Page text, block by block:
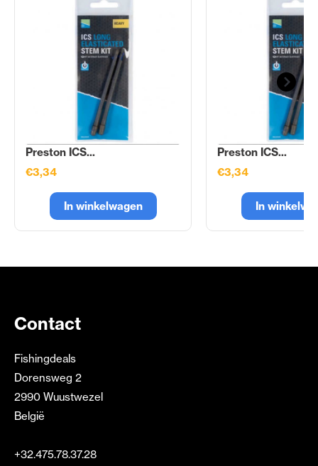
Preston ICS...
€3,34
In winkelwagen
Preston ICS...
€3,34
In
Contact
Fishingdeals
Dorensweg 2
2990 Wuustwezel
België
+32.475.78.37.28